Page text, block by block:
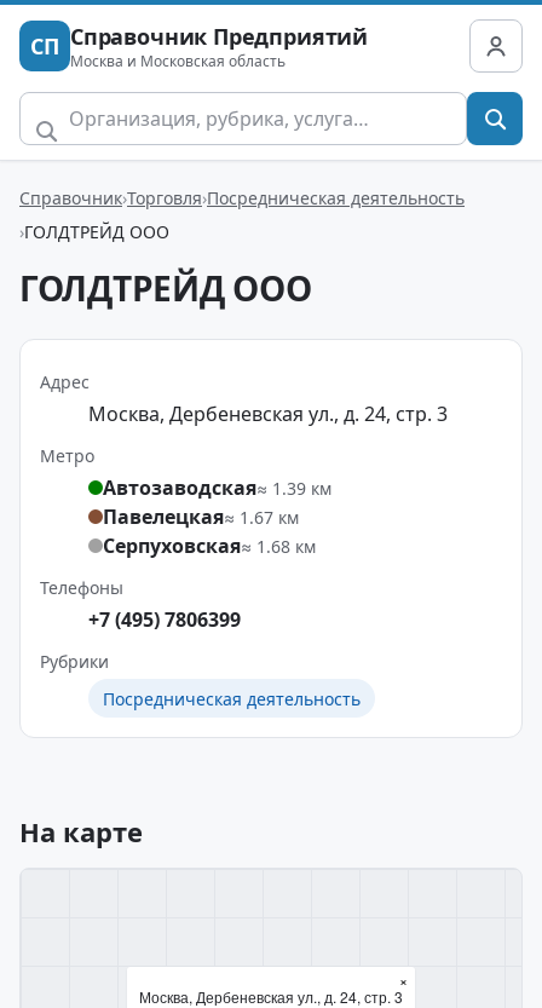
СП Справочник Предприятий
Москва и Московская область
Справочник Торговля Посредническая деятельность
ГОЛДТРЕЙД ООО
ГОЛДТРЕЙД ООО
Адрес
Москва, Дербеневская ул., д. 24, стр. 3
Метро
Автозаводская≈ 1.39 км
Павелецкая≈ 1.67 км
Серпуховская≈ 1.68 км
Телефоны
+7 (495) 7806399
Рубрики
Посредническая деятельность
На карте
Москва, Дербеневская ул., д. 24, стр. 3
×